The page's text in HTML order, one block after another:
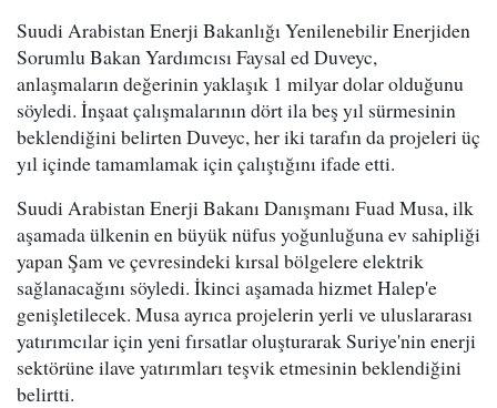
Suudi Arabistan Enerji Bakanlığı Yenilenebilir Enerjiden
Sorumlu Bakan Yardımcısı Faysal ed Duveyc,
anlaşmaların değerinin yaklaşık 1 milyar dolar olduğunu
söyledi. İnşaat çalışmalarının dört ila beş yıl sürmesinin
beklendiğini belirten Duveyc, her iki tarafın da projeleri üç
yıl içinde tamamlamak için çalıştığını ifade etti.
Suudi Arabistan Enerji Bakanı Danışmanı Fuad Musa, ilk
aşamada ülkenin en büyük nüfus yoğunluğuna ev sahipliği
yapan Şam ve çevresindeki kırsal bölgelere elektrik
sağlanacağını söyledi. İkinci aşamada hizmet Halep'e
genişletilecek. Musa ayrıca projelerin yerli ve uluslararası
yatırımcılar için yeni fırsatlar oluşturarak Suriye'nin enerji
sektörüne ilave yatırımları teşvik etmesinin beklendiğini
belirtti.